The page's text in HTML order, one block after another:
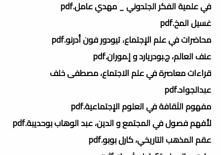
في علمية الفكر الجلدوني _ مهدي عامل.pdf
غسيل المخ.pdf
محاضرات في علم الإجتماع، تيودور فون أدرنو.pdf
عنف العالم، ج.بودريارد و إ.موران.pdf
قراءات معاصرة في علم الاجتماع، مصطفى خلف
عبدالجواد.pdf
مفهوم الثقافة في العلوم الإجتماعية.pdf
لأفهم فصول في المجتمع و الدين، عبد الوهاب بوحديبة.pdf
عقم المذهب التاريخي، كارل بوبو.pdf